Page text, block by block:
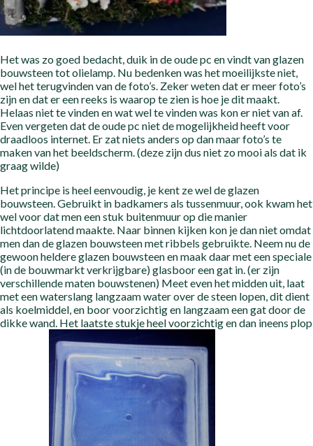
Het was zo goed bedacht, duik in de oude pc en vindt van glazen
bouwsteen tot olielamp. Nu bedenken was het moeilijkste niet,
wel het terugvinden van de foto’s. Zeker weten dat er meer foto’s
zijn en dat er een reeks is waarop te zien is hoe je dit maakt.
Helaas niet te vinden en wat wel te vinden was kon er niet van af.
Even vergeten dat de oude pc niet de mogelijkheid heeft voor
draadloos internet. Er zat niets anders op dan maar foto’s te
maken van het beeldscherm. (deze zijn dus niet zo mooi als dat ik
graag wilde)
Het principe is heel eenvoudig, je kent ze wel de glazen
bouwsteen. Gebruikt in badkamers als tussenmuur, ook kwam het
wel voor dat men een stuk buitenmuur op die manier
lichtdoorlatend maakte. Naar binnen kijken kon je dan niet omdat
men dan de glazen bouwsteen met ribbels gebruikte. Neem nu de
gewoon heldere glazen bouwsteen en maak daar met een speciale
(in de bouwmarkt verkrijgbare) glasboor een gat in. (er zijn
verschillende maten bouwstenen) Meet even het midden uit, laat
met een waterslang langzaam water over de steen lopen, dit dient
als koelmiddel, en boor voorzichtig en langzaam een gat door de
dikke wand. Het laatste stukje heel voorzichtig en dan ineens plop